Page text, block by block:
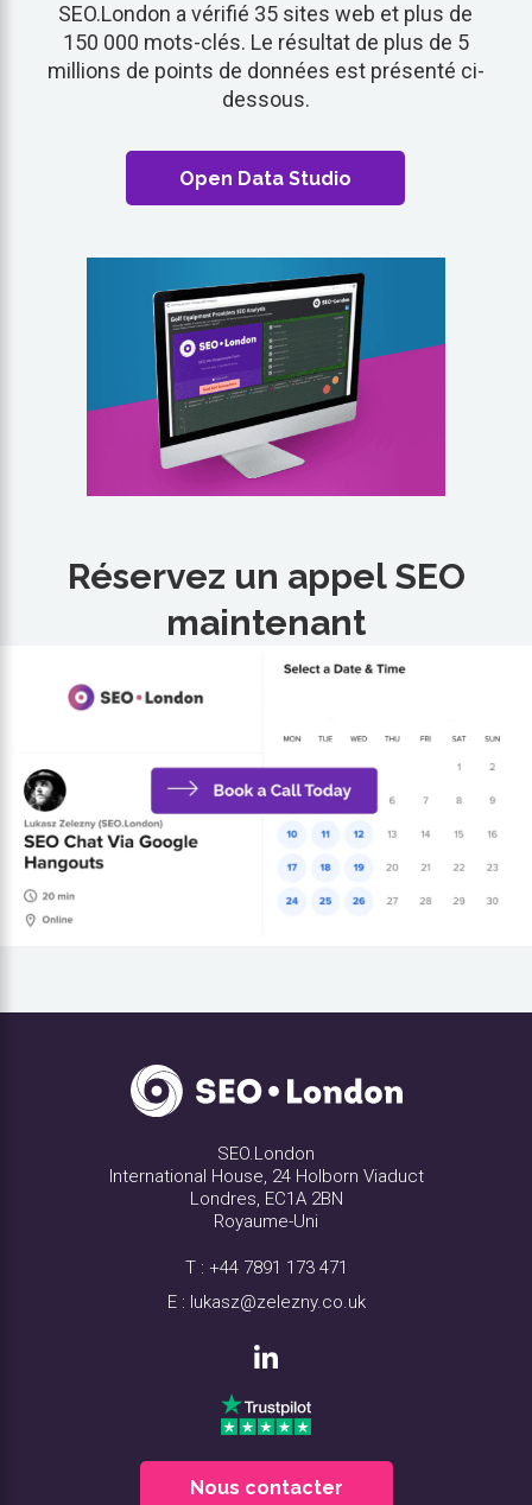
SEO.London a vérifié 35 sites web et plus de
150 000 mots-clés. Le résultat de plus de 5
millions de points de données est présenté ci-
dessous.
Open Data Studio
Réservez un appel SEO
maintenant
SEO.London
International House, 24 Holborn Viaduct
Londres, EC1A 2BN
Royaume-Uni
T : +44 7891 173 471
E : lukasz@zelezny.co.uk
Nous contacter